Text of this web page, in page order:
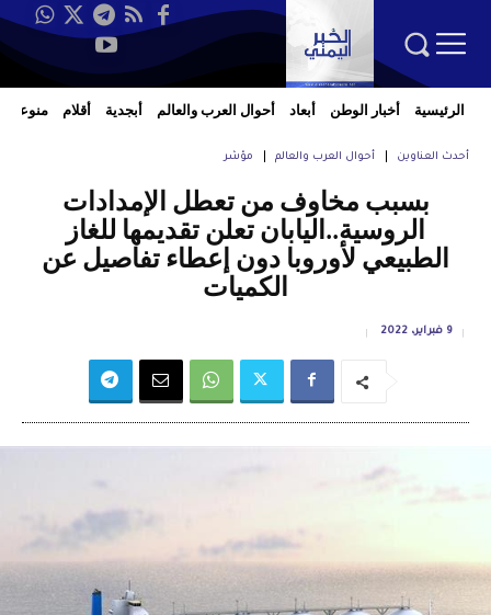
الرئيسية أخبار الوطن أبعاد أحوال العرب والعالم أبجدية أقلام منوعات
أحدث العناوين أحوال العرب والعالم مؤشر
بسبب مخاوف من تعطل الإمدادات
الروسية..اليابان تعلن تقديمها للغاز
الطبيعي لأوروبا دون إعطاء تفاصيل عن
الكميات
9 فبراير، 2022